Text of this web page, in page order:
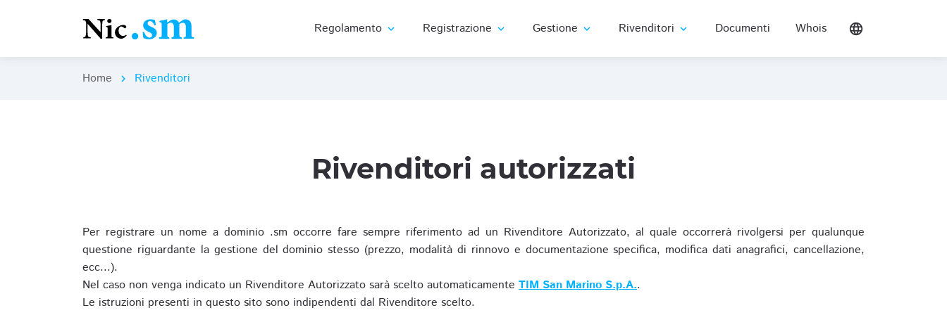
Regolamento expand_more Registrazione expand_more Gestione expand_more Rivenditori expand_more Documenti Whois language
Home chevron_right Rivenditori
Rivenditori autorizzati
Per registrare un nome a dominio .sm occorre fare sempre riferimento ad un Rivenditore Autorizzato, al quale occorrerà rivolgersi per qualunque
questione riguardante la gestione del dominio stesso (prezzo, modalità di rinnovo e documentazione specifica, modifica dati anagrafici, cancellazione,
ecc...).
Nel caso non venga indicato un Rivenditore Autorizzato sarà scelto automaticamente TIM San Marino S.p.A..
Le istruzioni presenti in questo sito sono indipendenti dal Rivenditore scelto.